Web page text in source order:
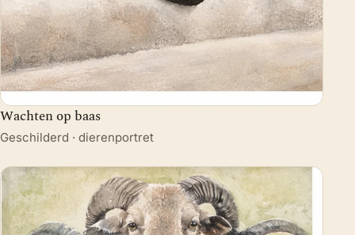
Wachten op baas
Geschilderd · dierenportret